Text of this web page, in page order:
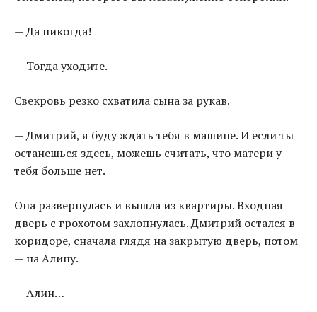
— Да никогда!
— Тогда уходите.
Свекровь резко схватила сына за рукав.
— Дмитрий, я буду ждать тебя в машине. И если ты
останешься здесь, можешь считать, что матери у
тебя больше нет.
Она развернулась и вышла из квартиры. Входная
дверь с грохотом захлопнулась. Дмитрий остался в
коридоре, сначала глядя на закрытую дверь, потом
— на Алину.
— Алин…